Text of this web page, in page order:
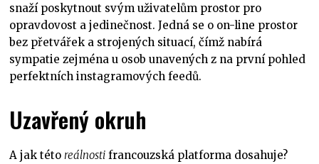
snaží poskytnout svým uživatelům prostor pro
opravdovost a jedinečnost. Jedná se o on-line prostor
bez přetvářek a strojených situací, čímž nabírá
sympatie zejména u osob unavených z na první pohled
perfektních instagramových feedů.
Uzavřený okruh
A jak tétoreálnosti francouzská platforma dosahuje?